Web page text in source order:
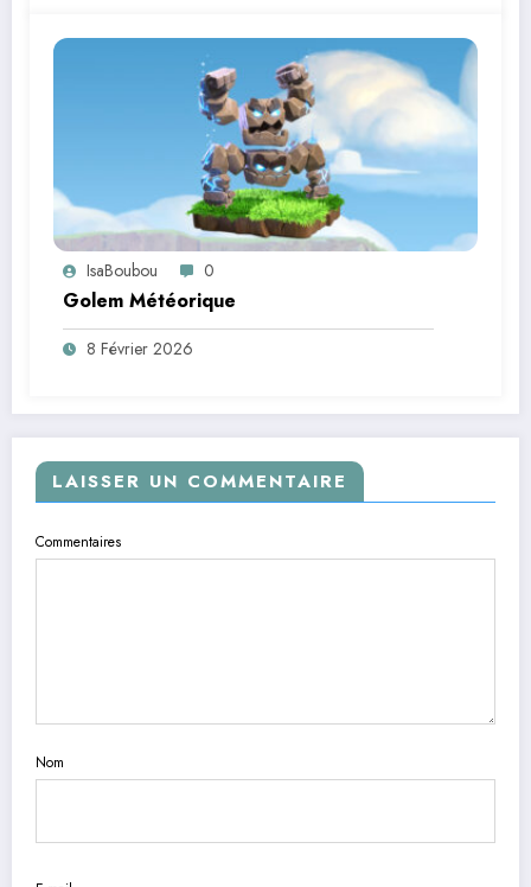
IsaBoubou 0
Golem Météorique
8 Février 2026
LAISSER UN COMMENTAIRE
Commentaires
Nom